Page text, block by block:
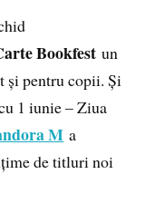
Bookfest un
și pentru copii. Și
1 iunie – Ziua
M a
de titluri noi